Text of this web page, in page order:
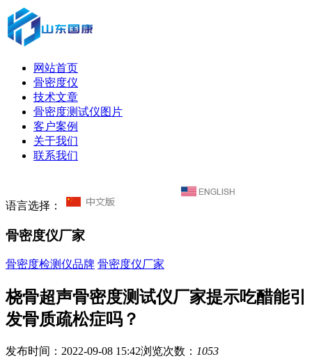
网站首页
骨密度仪
技术文章
骨密度测试仪图片
客户案例
关于我们
联系我们
语言选择：
骨密度仪厂家
骨密度检测仪品牌 骨密度仪厂家
桡骨超声骨密度测试仪厂家提示吃醋能引
发骨质疏松症吗？
发布时间：2022-09-08 15:42浏览次数： 1053